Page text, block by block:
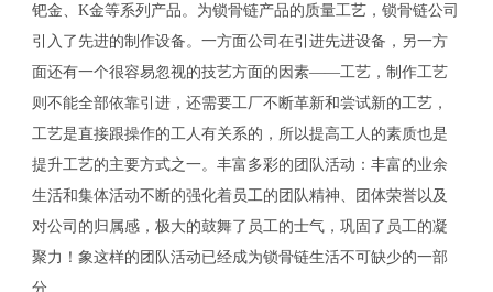
钯金、K金等系列产品。为锁骨链产品的质量工艺，锁骨链公司
引入了先进的制作设备。一方面公司在引进先进设备，另一方
面还有一个很容易忽视的技艺方面的因素——工艺，制作工艺
则不能全部依靠引进，还需要工厂不断革新和尝试新的工艺，
工艺是直接跟操作的工人有关系的，所以提高工人的素质也是
提升工艺的主要方式之一。丰富多彩的团队活动：丰富的业余
生活和集体活动不断的强化着员工的团队精神、团体荣誉以及
对公司的归属感，极大的鼓舞了员工的士气，巩固了员工的凝
聚力！象这样的团队活动已经成为锁骨链生活不可缺少的一部
分……